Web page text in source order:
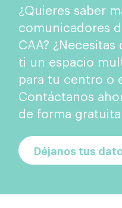
¿Quieres saber
comunicadores
CAA?
ti un espacio
para tu centro o
Contáctanos
de forma
Déjanos tus